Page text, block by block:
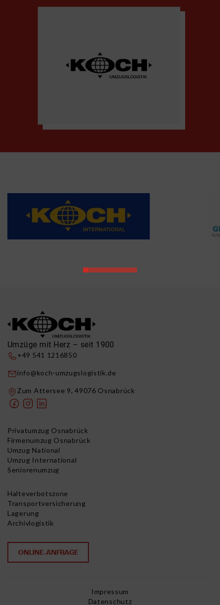
Umzüge mit Herz – seit 1900
+49 541 1216850
info@koch-umzugslogistik.de
Zum Attersee 9, 49076 Osnabrück
Privatumzug Osnabrück
Firmenumzug Osnabrück
Umzug National
Umzug International
Seniorenumzug
Halteverbotszone
Transportversicherung
Lagerung
Archivlogistik
ONLINE-ANFRAGE
Impressum
Datenschutz